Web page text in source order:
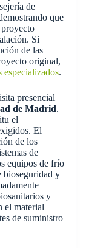
de
que
Si
de las
original,
especializados.
presencial
de Madrid.
el
El
de los
de
equipos de frío
bioseguridad y
y
el material
de suministro